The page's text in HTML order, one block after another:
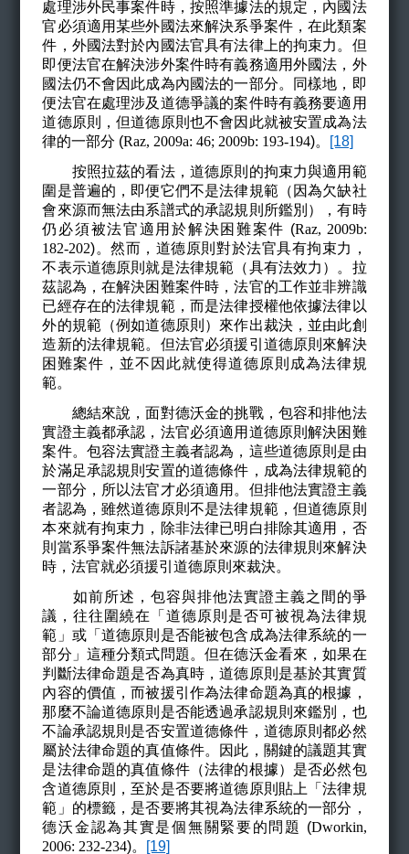
處理涉外民事案件時，按照準據法的規定，內國法
官必須適用某些外國法來解決系爭案件，在此類案
件，外國法對於內國法官具有法律上的拘束力。但
即便法官在解決涉外案件時有義務適用外國法，外
國法仍不會因此成為內國法的一部分。同樣地，即
便法官在處理涉及道德爭議的案件時有義務要適用
道德原則，但道德原則也不會因此就被安置成為法
律的一部分 (Raz, 2009a: 46; 2009b: 193-194)。 [18]
按照拉茲的看法，道德原則的拘束力與適用範
圍是普遍的，即便它們不是法律規範（因為欠缺社
會來源而無法由系譜式的承認規則所鑑別），有時
仍必須被法官適用於解決困難案件 (Raz, 2009b:
182-202)。然而，道德原則對於法官具有拘束力，
不表示道德原則就是法律規範（具有法效力）。拉
茲認為，在解決困難案件時，法官的工作並非辨識
已經存在的法律規範，而是法律授權他依據法律以
外的規範（例如道德原則）來作出裁決，並由此創
造新的法律規範。但法官必須援引道德原則來解決
困難案件，並不因此就使得道德原則成為法律規
範。
總結來說，面對德沃金的挑戰，包容和排他法
實證主義都承認，法官必須適用道德原則解決困難
案件。包容法實證主義者認為，這些道德原則是由
於滿足承認規則安置的道德條件，成為法律規範的
一部分，所以法官才必須適用。但排他法實證主義
者認為，雖然道德原則不是法律規範，但道德原則
本來就有拘束力，除非法律已明白排除其適用，否
則當系爭案件無法訴諸基於來源的法律規則來解決
時，法官就必須援引道德原則來裁決。
如前所述，包容與排他法實證主義之間的爭
議，往往圍繞在「道德原則是否可被視為法律規
範」或「道德原則是否能被包含成為法律系統的一
部分」這種分類式問題。但在德沃金看來，如果在
判斷法律命題是否為真時，道德原則是基於其實質
內容的價值，而被援引作為法律命題為真的根據，
那麼不論道德原則是否能透過承認規則來鑑別，也
不論承認規則是否安置道德條件，道德原則都必然
屬於法律命題的真值條件。因此，關鍵的議題其實
是法律命題的真值條件（法律的根據）是否必然包
含道德原則，至於是否要將道德原則貼上「法律規
範」的標籤，是否要將其視為法律系統的一部分，
德沃金認為其實是個無關緊要的問題 (Dworkin,
2006: 232-234)。 [19]